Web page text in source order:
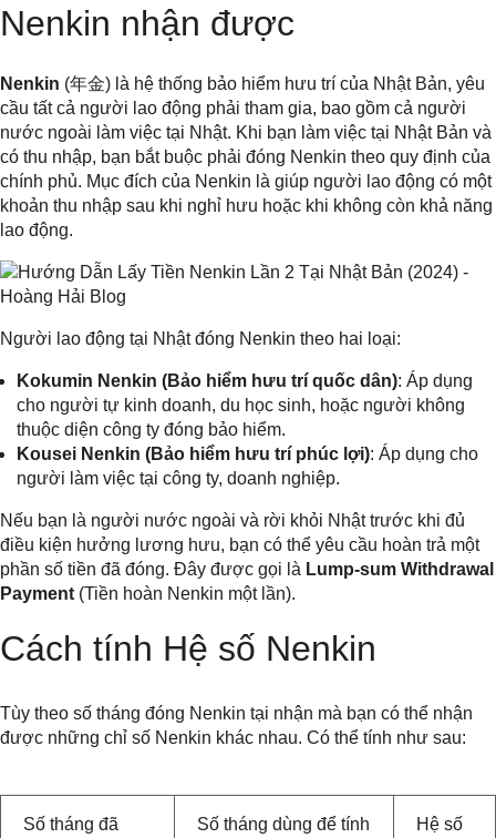
Nenkin nhận được
Nenkin (年金) là hệ thống bảo hiểm hưu trí của Nhật Bản, yêu
cầu tất cả người lao động phải tham gia, bao gồm cả người
nước ngoài làm việc tại Nhật. Khi bạn làm việc tại Nhật Bản và
có thu nhập, bạn bắt buộc phải đóng Nenkin theo quy định của
chính phủ. Mục đích của Nenkin là giúp người lao động có một
khoản thu nhập sau khi nghỉ hưu hoặc khi không còn khả năng
lao động.
Người lao động tại Nhật đóng Nenkin theo hai loại:
Kokumin Nenkin (Bảo hiểm hưu trí quốc dân): Áp dụng
cho người tự kinh doanh, du học sinh, hoặc người không
thuộc diện công ty đóng bảo hiểm.
Kousei Nenkin (Bảo hiểm hưu trí phúc lợi): Áp dụng cho
người làm việc tại công ty, doanh nghiệp.
Nếu bạn là người nước ngoài và rời khỏi Nhật trước khi đủ
điều kiện hưởng lương hưu, bạn có thể yêu cầu hoàn trả một
phần số tiền đã đóng. Đây được gọi là Lump-sum Withdrawal
Payment (Tiền hoàn Nenkin một lần).
Cách tính Hệ số Nenkin
Tùy theo số tháng đóng Nenkin tại nhận mà bạn có thể nhận
được những chỉ số Nenkin khác nhau. Có thể tính như sau:
Số tháng đã
Số tháng dùng để tính
Hệ số